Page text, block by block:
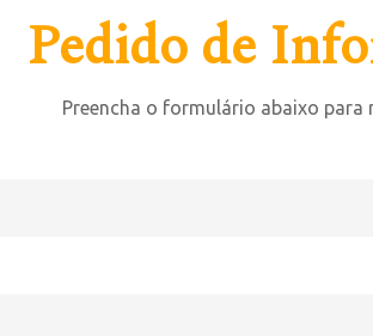
Pedido de
Preencha o formulário abaixo para